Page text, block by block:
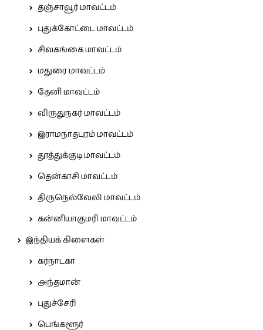
தஞ்சாவூர் மாவட்டம்
புதுக்கோட்டை மாவட்டம்
சிவகங்கை மாவட்டம்
மதுரை மாவட்டம்
தேனி மாவட்டம்
விருதுநகர் மாவட்டம்
இராமநாதபுரம் மாவட்டம்
தூத்துக்குடி மாவட்டம்
தென்காசி மாவட்டம்
திருநெல்வேலி மாவட்டம்
கன்னியாகுமரி மாவட்டம்
இந்தியக் கிளைகள்
கர்நாடகா
அந்தமான்
புதுச்சேரி
பெங்களூர்